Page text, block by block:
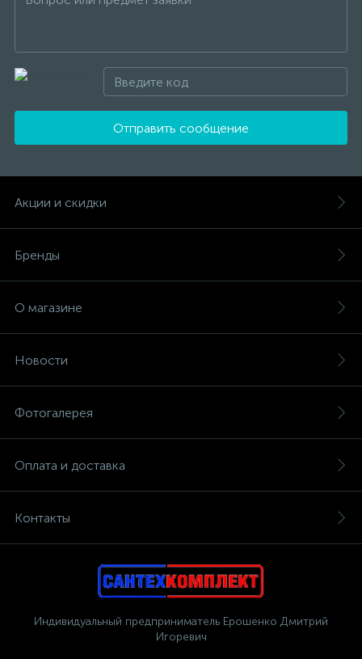
Отправить сообщение
Акции и скидки
Бренды
О магазине
Новости
Фотогалерея
Оплата и доставка
Контакты
Индивидуальный предприниматель Ерошенко Дмитрий
Игоревич